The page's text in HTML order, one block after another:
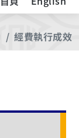
經費執行成效